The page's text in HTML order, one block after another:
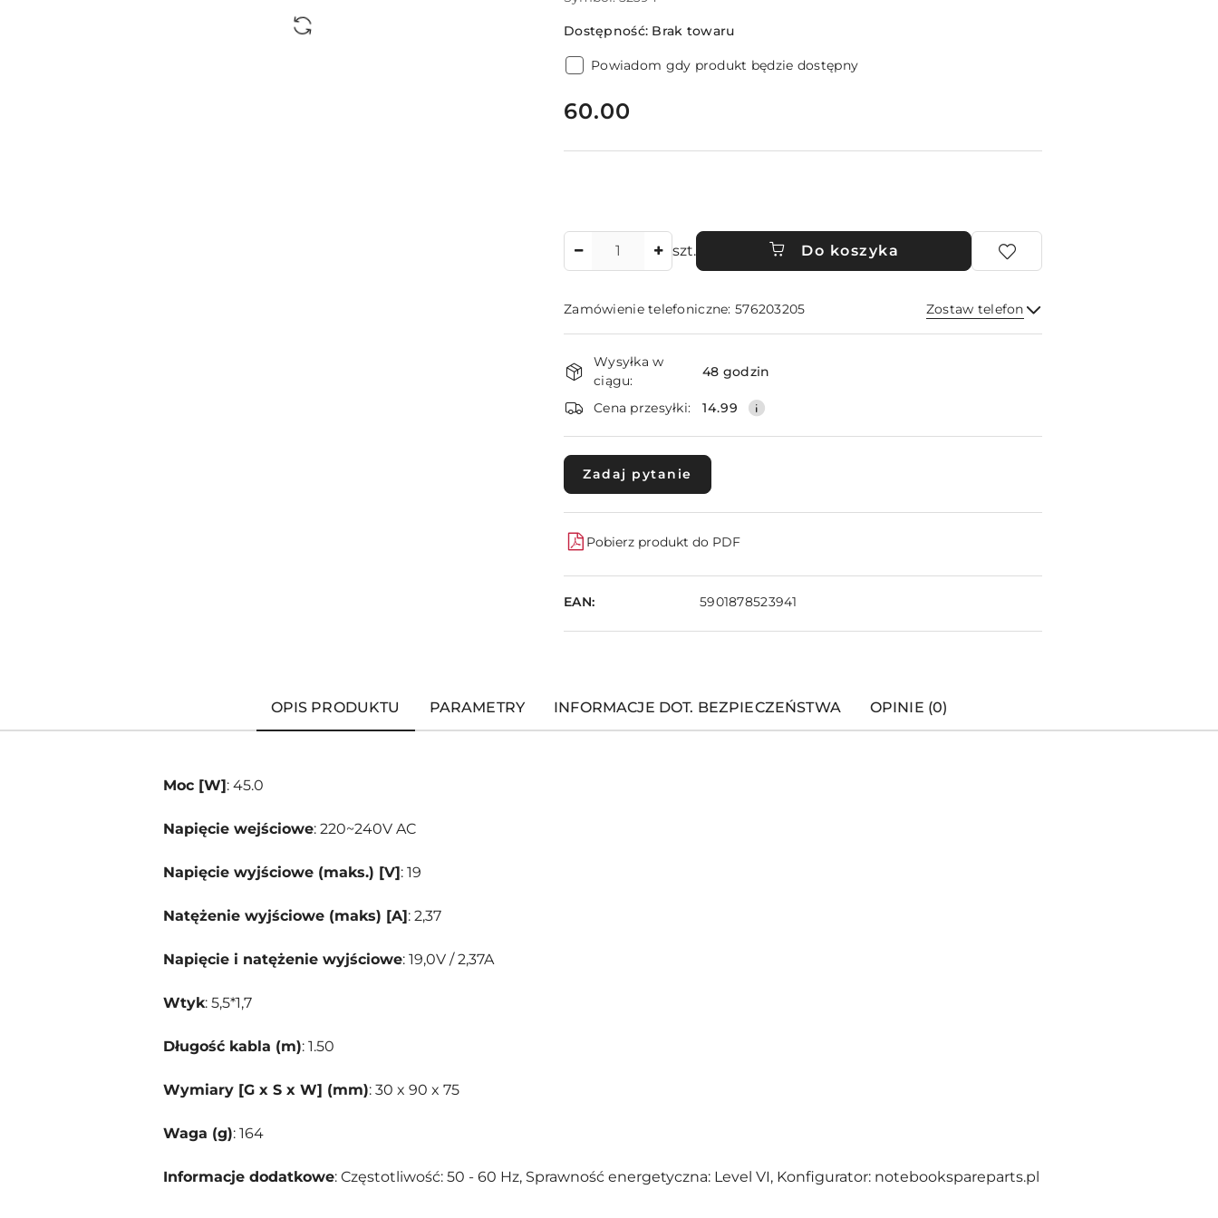
Dostępność: Brak towaru
Powiadom gdy produkt będzie dostępny
cena:
60.00
szt. Do koszyka
Zamówienie telefoniczne: 576203205 Zostaw telefon
Wyślij
Dostępność
i
dostawa
Wysyłka w
ciągu:
48 godzin
Cena przesyłki: 14.99
Zadaj pytanie
Pobierz produkt do PDF
EAN: 5901878523941
OPIS PRODUKTU PARAMETRY INFORMACJE DOT. BEZPIECZEŃSTWA OPINIE (0)
Moc [W]: 45.0
Napięcie wejściowe: 220~240V AC
Napięcie wyjściowe (maks.) [V]: 19
Natężenie wyjściowe (maks) [A]: 2,37
Napięcie i natężenie wyjściowe: 19,0V / 2,37A
Wtyk: 5,5*1,7
Długość kabla (m): 1.50
Wymiary [G x S x W] (mm): 30 x 90 x 75
Waga (g): 164
Informacje dodatkowe: Częstotliwość: 50 - 60 Hz, Sprawność energetyczna: Level VI, Konfigurator: notebookspareparts.pl